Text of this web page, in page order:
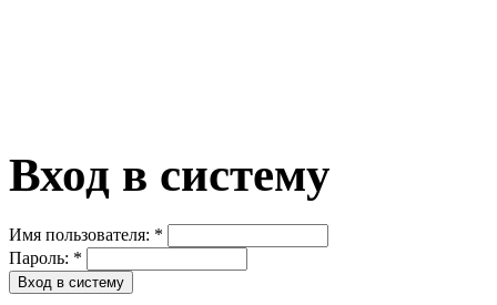
Вход в систему
Имя пользователя: *
Пароль: *